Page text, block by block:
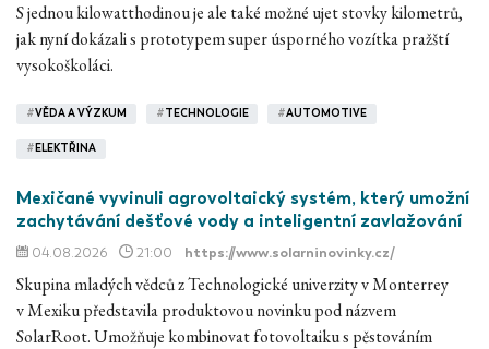
S jednou kilowatthodinou je ale také možné ujet stovky kilometrů,
jak nyní dokázali s prototypem super úsporného vozítka pražští
vysokoškoláci.
#VĚDA A VÝZKUM #TECHNOLOGIE #AUTOMOTIVE
# ELEKTŘINA
Mexičané vyvinuli agrovoltaický systém, který umožní
zachytávání dešťové vody a inteligentní zavlažování
04.08.2026 21:00 https://www.solarninovinky.cz/
Skupina mladých vědců z Technologické univerzity v Monterrey
v Mexiku představila produktovou novinku pod názvem
SolarRoot. Umožňuje kombinovat fotovoltaiku s pěstováním